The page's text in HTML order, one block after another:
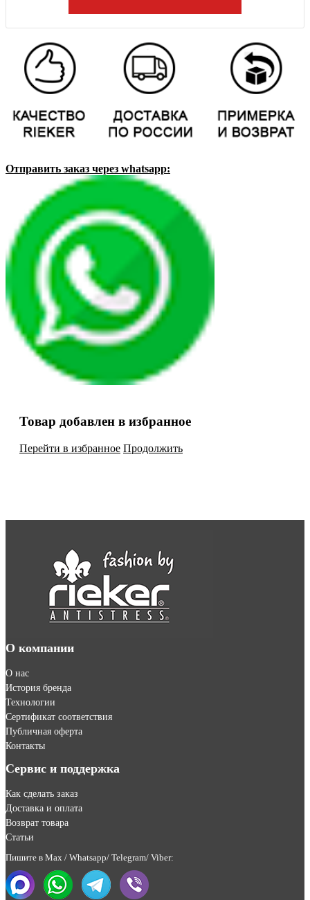
Отправить заказ через whatsapp:
Товар добавлен в избранное
Перейти в избранное Продолжить
О компании
О нас
История бренда
Технологии
Сертификат соответствия
Публичная оферта
Контакты
Сервис и поддержка
Как сделать заказ
Доставка и оплата
Возврат товара
Статьи
Пишите в Max / Whatsapp/ Telegram/ Viber: